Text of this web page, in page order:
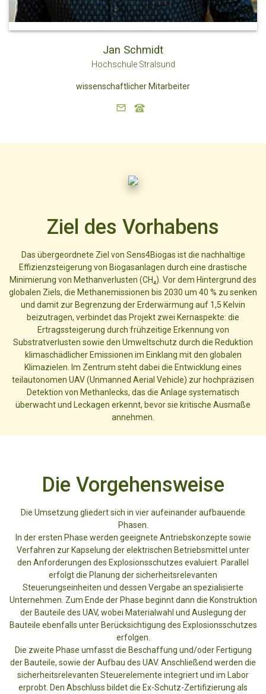
Jan Schmidt
Hochschule Stralsund
wissenschaftlicher Mitarbeiter
Ziel des Vorhabens
Das übergeordnete Ziel von Sens4Biogas ist die nachhaltige
Effizienzsteigerung von Biogasanlagen durch eine drastische
Minimierung von Methanverlusten (CH₄). Vor dem Hintergrund des
globalen Ziels, die Methanemissionen bis 2030 um 40 % zu senken
und damit zur Begrenzung der Erderwärmung auf 1,5 Kelvin
beizutragen, verbindet das Projekt zwei Kernaspekte: die
Ertragssteigerung durch frühzeitige Erkennung von
Substratverlusten sowie den Umweltschutz durch die Reduktion
klimaschädlicher Emissionen im Einklang mit den globalen
Klimazielen. Im Zentrum steht dabei die Entwicklung eines
teilautonomen UAV (Unmanned Aerial Vehicle) zur hochpräzisen
Detektion von Methanlecks, das die Anlage systematisch
überwacht und Leckagen erkennt, bevor sie kritische Ausmaße
annehmen.
Die Vorgehensweise
Die Umsetzung gliedert sich in vier aufeinander aufbauende
Phasen.
In der ersten Phase werden geeignete Antriebskonzepte sowie
Verfahren zur Kapselung der elektrischen Betriebsmittel unter
den Anforderungen des Explosionsschutzes evaluiert. Parallel
erfolgt die Planung der sicherheitsrelevanten
Steuerungseinheiten und dessen Vergabe an spezialisierte
Unternehmen. Zum Ende der Phase beginnt dann die Konstruktion
der Bauteile des UAV, wobei Materialwahl und Auslegung der
Bauteile ebenfalls unter Berücksichtigung des Explosionsschutzes
erfolgen.
Die zweite Phase umfasst die Beschaffung und/oder Fertigung
der Bauteile, sowie der Aufbau des UAV. Anschließend werden die
sicherheitsrelevanten Steuerelemente integriert und im Labor
erprobt. Den Abschluss bildet die Ex-Schutz-Zertifizierung als